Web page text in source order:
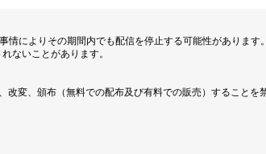
情によりその期間内でも配信を停止する可能性があります
ないことがあります。
改変、頒布（無料での配布及び有料での販売）することを